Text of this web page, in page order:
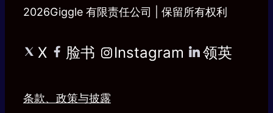
2026Giggle 有限责任公司 | 保留所有权利
X 脸书 Instagram 领英
条款、政策与披露